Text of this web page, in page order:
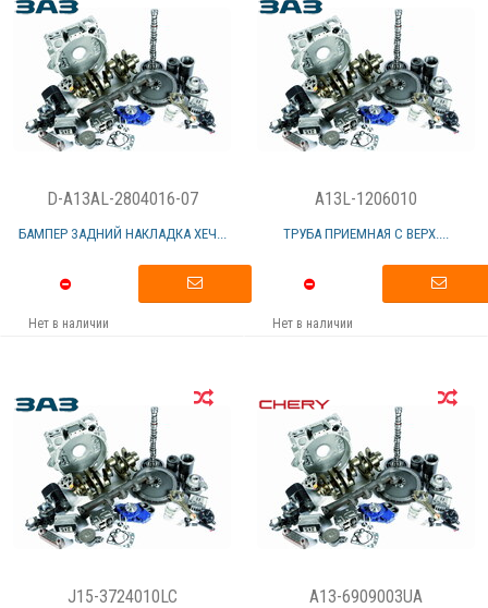
D-A13AL-2804016-07
БАМПЕР ЗАДНИЙ НАКЛАДКА ХЕЧ...
Нет в наличии
A13L-1206010
ТРУБА ПРИЕМНАЯ С ВЕРХ....
Нет в наличии
J15-3724010LC A13-6909003UA